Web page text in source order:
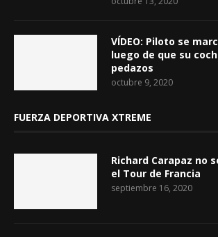
VÍDEO: Piloto se
luego de que su
pedazos
octubre 9, 2020
FUERZA DEPORTIVA XTREME
Richard Carapaz no
el Tour de Francia
septiembre 16, 2020